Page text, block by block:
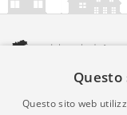
© Copyright
Questo sito web